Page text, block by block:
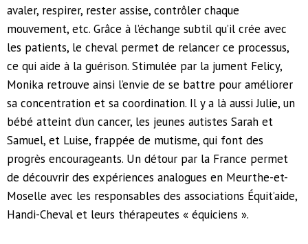
avaler, respirer, rester assise, contrôler chaque
mouvement, etc. Grâce à l’échange subtil qu’il crée avec
les patients, le cheval permet de relancer ce processus,
ce qui aide à la guérison. Stimulée par la jument Felicy,
Monika retrouve ainsi l’envie de se battre pour améliorer
sa concentration et sa coordination. Il y a là aussi Julie, un
bébé atteint d’un cancer, les jeunes autistes Sarah et
Samuel, et Luise, frappée de mutisme, qui font des
progrès encourageants. Un détour par la France permet
de découvrir des expériences analogues en Meurthe-et-
Moselle avec les responsables des associations Équit’aide,
Handi-Cheval et leurs thérapeutes « équiciens ».